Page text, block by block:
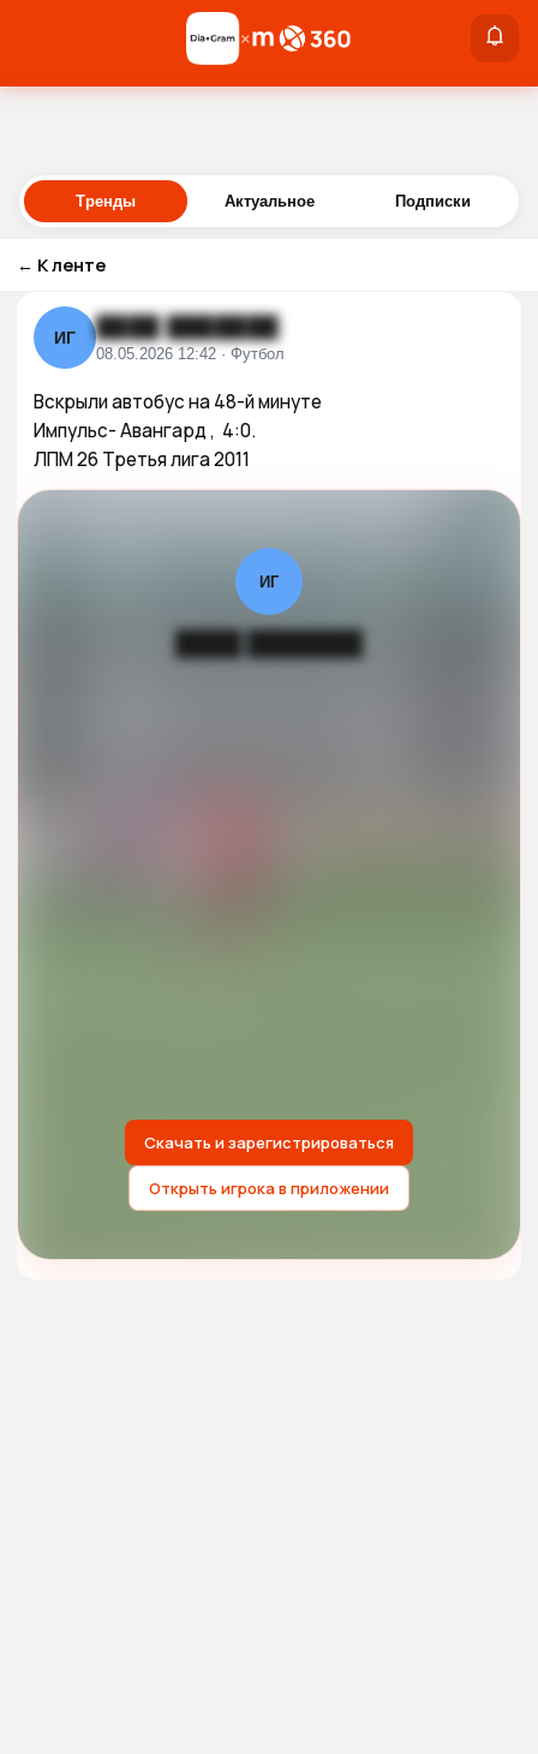
Войти
×
Тренды Актуальное Подписки
← К ленте
ИГ ████ ███████
08.05.2026 12:42 · Футбол
Вскрыли автобус на 48-й минуте
Импульс- Авангард ,  4:0.
ЛПМ 26 Третья лига 2011
ИГ
████ ███████
Скачать и зарегистрироваться
Открыть игрока в приложении